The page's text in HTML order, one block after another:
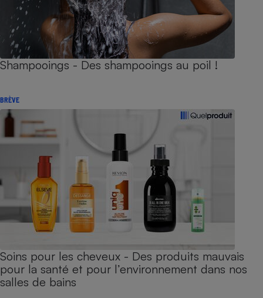
Shampooings - Des shampooings au poil !
BRÈVE
Soins pour les cheveux - Des produits mauvais
pour la santé et pour l’environnement dans nos
salles de bains